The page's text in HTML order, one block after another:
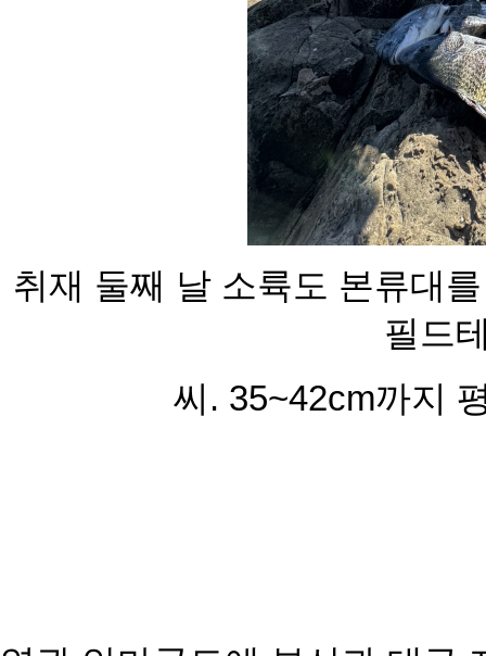
취재 둘째 날 소륙도 본류대
필드
씨. 35~42cm까지